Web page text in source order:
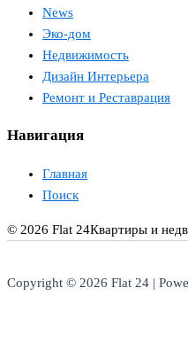
News
Эко-дом
Недвижимость
Дизайн Интерьера
Ремонт и Реставрация
Навигация
Главная
Поиск
© 2026 Flat 24Квартиры и
Copyright © 2026 Flat 24 |